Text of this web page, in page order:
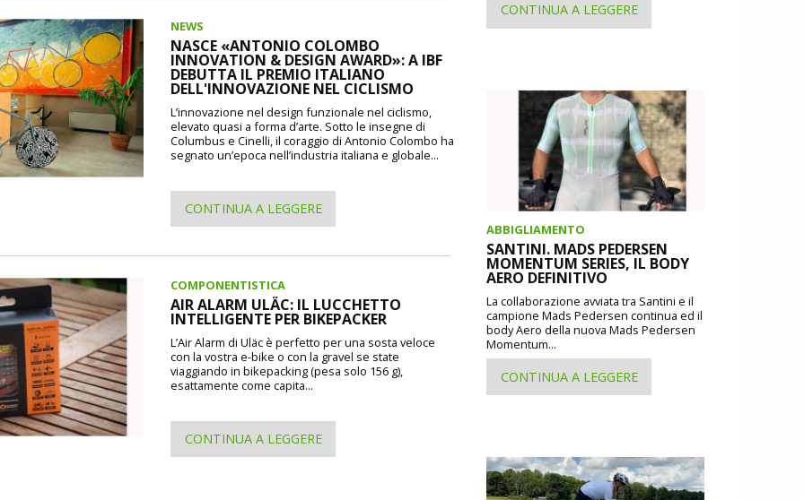
NEWS
NASCE «ANTONIO COLOMBO
INNOVATION & DESIGN AWARD»: A IBF
DEBUTTA IL PREMIO ITALIANO
DELL'INNOVAZIONE NEL CICLISMO
L’innovazione nel design funzionale nel ciclismo,
elevato quasi a forma d’arte. Sotto le insegne di
Columbus e Cinelli, il coraggio di Antonio Colombo ha
segnato un’epoca nell’industria italiana e globale...
CONTINUA A LEGGERE
COMPONENTISTICA
AIR ALARM ULÄC: IL LUCCHETTO
INTELLIGENTE PER BIKEPACKER
L’Air Alarm di Uläc è perfetto per una sosta veloce
con la vostra e-bike o con la gravel se state
viaggiando in bikepacking (pesa solo 156 g),
esattamente come capita...
CONTINUA A LEGGERE
CONTINUA A LEGGERE
ABBIGLIAMENTO
SANTINI. MADS PEDERSEN
MOMENTUM SERIES, IL BODY
AERO DEFINITIVO
La collaborazione avviata tra Santini e il
campione Mads Pedersen continua ed il
body Aero della nuova Mads Pedersen
Momentum...
CONTINUA A LEGGERE